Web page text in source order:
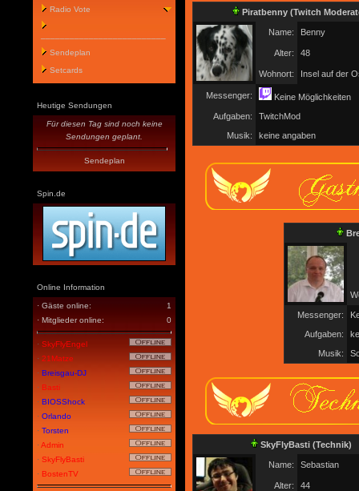
Radio Vote
Sendeplan
Setcards
Heutige Sendungen
Für diesen Tag sind noch keine
Sendungen geplant.
Sendeplan
Spin.de
Online Information
· Gäste online:
1
· Mitglieder online:
0
·SkyFlyEngel
·21Matze
·Breisgau-DJ
· Basti
·BIOSShock
·Orlando
·Torsten
·Admin
·SkyFlyBasti
· BostenTV
Piratbenny (Twitch
Name: Benny
Alter: 48
Wohnort: Insel auf der
Messenger:
Keine Möglichkeiten
Aufgaben:
TwitchMod
Musik:
keine angaben
Messenger:
Aufgaben:
Musik:
SkyFlyBasti (Technik)
Name: Sebastian
Alter: 44